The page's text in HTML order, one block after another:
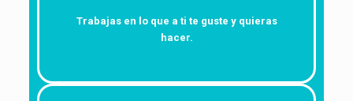
Trabajas en lo que a ti te guste y quieras
hacer.